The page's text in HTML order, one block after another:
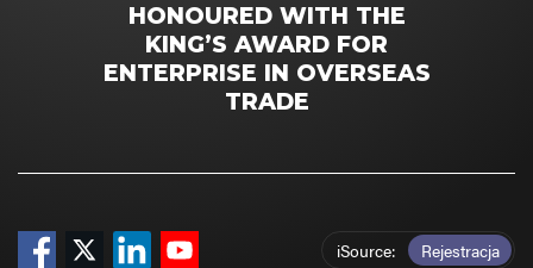
HONOURED WITH THE
KING’S AWARD FOR
ENTERPRISE IN OVERSEAS
TRADE
iSource Rejestracja